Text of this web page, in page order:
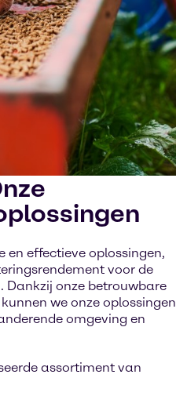
en effectieve oplossingen,
voor de
onze betrouwbare
we onze oplossingen
omgeving en
assortiment van